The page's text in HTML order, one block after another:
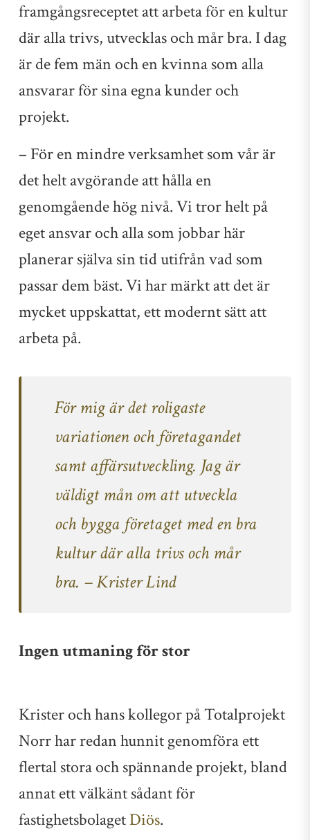
framgångsreceptet att arbeta för en kultur
där alla trivs, utvecklas och mår bra. I dag
är de fem män och en kvinna som alla
ansvarar för sina egna kunder och
projekt.
– För en mindre verksamhet som vår är
det helt avgörande att hålla en
genomgående hög nivå. Vi tror helt på
eget ansvar och alla som jobbar här
planerar själva sin tid utifrån vad som
passar dem bäst. Vi har märkt att det är
mycket uppskattat, ett modernt sätt att
arbeta på.
För mig är det roligaste
variationen och företagandet
samt affärsutveckling. Jag är
väldigt mån om att utveckla
och bygga företaget med en bra
kultur där alla trivs och mår
bra. – Krister Lind
Ingen utmaning för stor
Krister och hans kollegor på Totalprojekt
Norr har redan hunnit genomföra ett
flertal stora och spännande projekt, bland
annat ett välkänt sådant för
fastighetsbolagetDiös.